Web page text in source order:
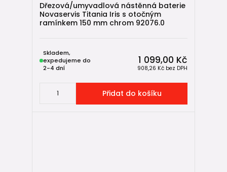
Dřezová/umyvadlová nástěnná baterie
Novaservis Titania Iris s otočným
ramínkem 150 mm chrom 92076.0
1 099,00 Kč
908,26 Kč bez DPH
Skladem,
expedujeme do
2-4 dní
Přidat do košíku